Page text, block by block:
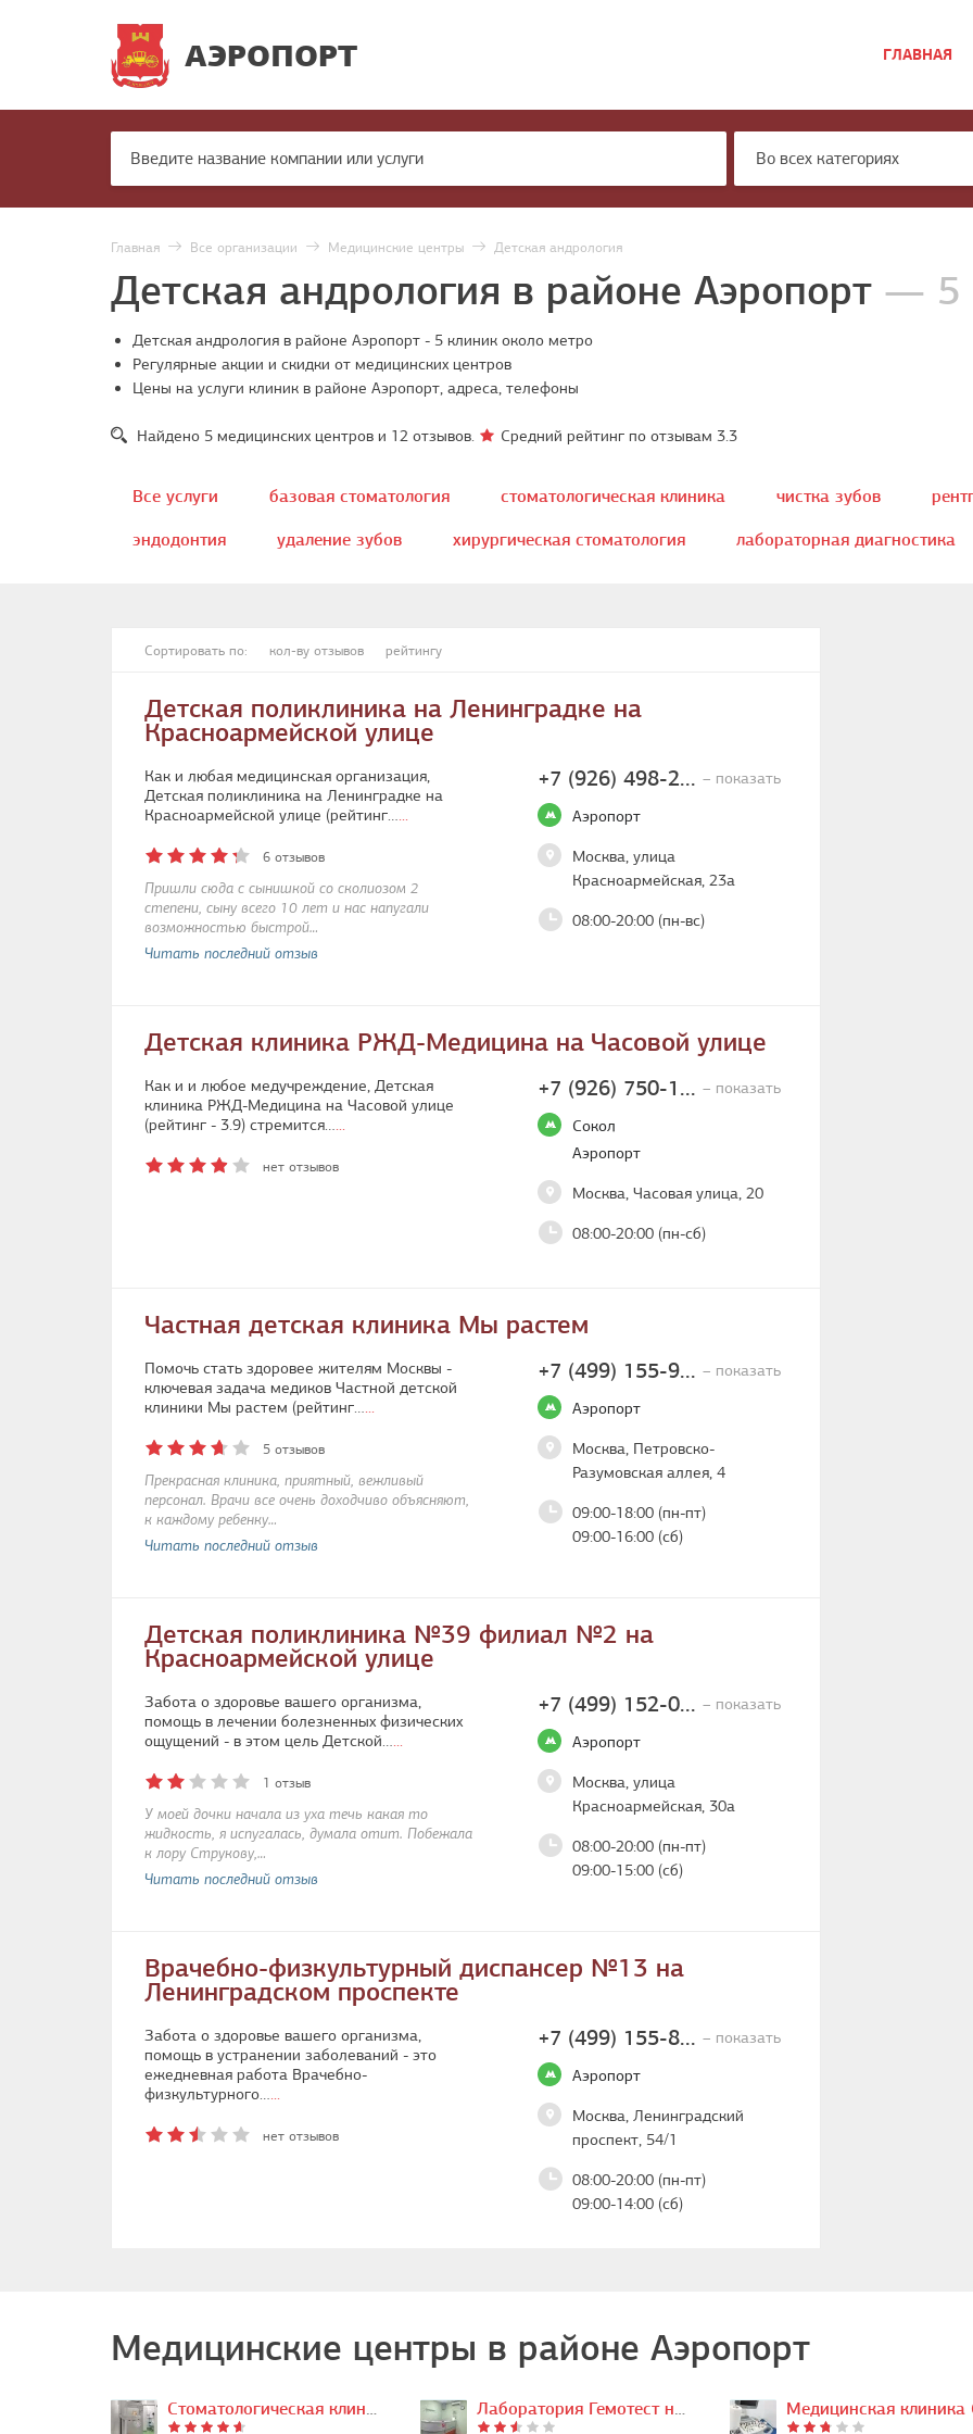
АЭРОПОРТ ГЛАВНАЯ
Во всех категориях
Главная Все организации Медицинские центры Детская андрология
Детская андрология в районе Аэропорт — 5
Детская андрология в районе Аэропорт - 5 клиник около метро
Регулярные акции и скидки от медицинских центров
Цены на услуги клиник в районе Аэропорт, адреса, телефоны
Найдено 5 медицинских центров и 12 отзывов. Средний рейтинг по отзывам 3.3
Все услуги базовая стоматология стоматологическая клиника чистка зубов
эндодонтия удаление зубов хирургическая стоматология лабораторная диагностика
Сортировать по: кол-ву отзывов рейтингу
Детская поликлиника на Ленинградке на
Красноармейской улице
+7 (926) 498-2... – показать
Аэропорт
Москва, улица
Красноармейская, 23а
08:00-20:00 (пн-вс)
Как и любая медицинская организация,
Детская поликлиника на Ленинградке на
Красноармейской улице (рейтинг…...
6 отзывов
Пришли сюда с сынишкой со сколиозом 2
степени, сыну всего 10 лет и нас напугали
возможностью быстрой…
Читать последний отзыв
Детская клиника РЖД-Медицина на Часовой улице
+7 (926) 750-1... – показать
Сокол
Аэропорт
Москва, Часовая улица, 20
08:00-20:00 (пн-сб)
Как и и любое медучреждение, Детская
клиника РЖД-Медицина на Часовой улице
(рейтинг - 3.9) стремится…...
нет отзывов
Частная детская клиника Мы растем
+7 (499) 155-9... – показать
Аэропорт
Москва, Петровско-
Разумовская аллея, 4
09:00-18:00 (пн-пт)
09:00-16:00 (сб)
Помочь стать здоровее жителям Москвы -
ключевая задача медиков Частной детской
клиники Мы растем (рейтинг…...
5 отзывов
Прекрасная клиника, приятный, вежливый
персонал. Врачи все очень доходчиво объясняют,
к каждому ребенку…
Читать последний отзыв
Детская поликлиника №39 филиал №2 на
Красноармейской улице
+7 (499) 152-0... – показать
Аэропорт
Москва, улица
Красноармейская, 30а
08:00-20:00 (пн-пт)
09:00-15:00 (сб)
Забота о здоровье вашего организма,
помощь в лечении болезненных физических
ощущений - в этом цель Детской…...
1 отзыв
У моей дочки начала из уха течь какая то
жидкость, я испугалась, думала отит. Побежала
к лору Струкову,…
Читать последний отзыв
Врачебно-физкультурный диспансер №13 на
Ленинградском проспекте
+7 (499) 155-8... – показать
Аэропорт
Москва, Ленинградский
проспект, 54/1
08:00-20:00 (пн-пт)
09:00-14:00 (сб)
Забота о здоровье вашего организма,
помощь в устранении заболеваний - это
ежедневная работа Врачебно-
физкультурного…...
нет отзывов
Медицинские центры в районе Аэропорт
Стоматологическая клиника… Лаборатория Гемотест на Ленинградском…